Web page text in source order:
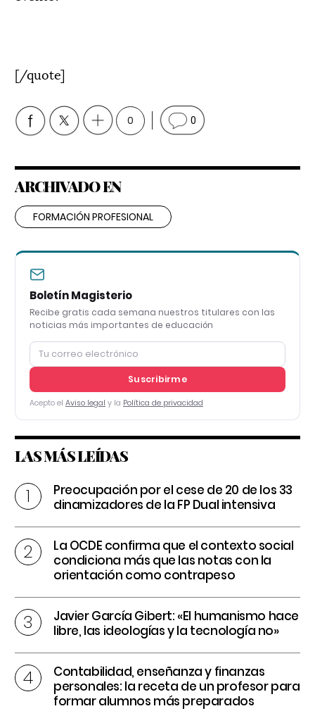
[/quote]
0 0
ARCHIVADO EN
FORMACIÓN PROFESIONAL
Boletín Magisterio
Recibe gratis cada semana nuestros titulares con las
noticias más importantes de educación
Suscribirme
Acepto el Aviso legal y la Política de privacidad
LAS MÁS LEÍDAS
Preocupación por el cese de 20 de los 33
dinamizadores de la FP Dual intensiva
La OCDE confirma que el contexto social
condiciona más que las notas con la
orientación como contrapeso
Javier García Gibert: «El humanismo hace
libre, las ideologías y la tecnología no»
Contabilidad, enseñanza y finanzas
personales: la receta de un profesor para
formar alumnos más preparados